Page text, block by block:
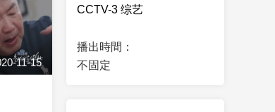
11-15
CCTV-3 综艺
播出時間：
不固定